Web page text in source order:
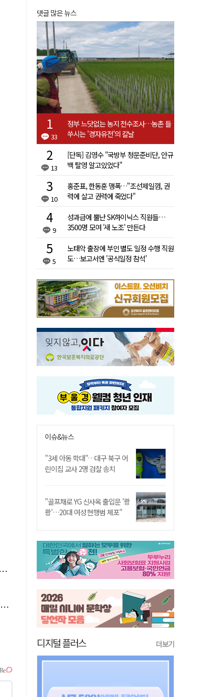
댓글 많은 뉴스
33
정부 느닷없는 농지 전수조사…농촌 들
쑤시는 '경자유전'의 칼날
13
[단독] 김영수 "국방부 청문준비단, 안규
백 탈영 알고있었다"
10
홍준표, 한동훈 맹폭…"조선제일껌, 권
력에 살고 권력에 죽었다"
9
성과급에 뿔난 SK하이닉스 직원들…
3500명 모여 '새 노조' 만든다
5
노태악 출장에 부인 별도 일정 수행 직원
도…보고서엔 '공식일정 참석'
이슈&뉴스
"3세 아동 학대"…대구 북구 어
린이집 교사 2명 검찰 송치
"골프채로 YG 신사옥 출입문 '쾅
쾅'…20대 여성 현행범 체포"
디지털 플러스 더보기